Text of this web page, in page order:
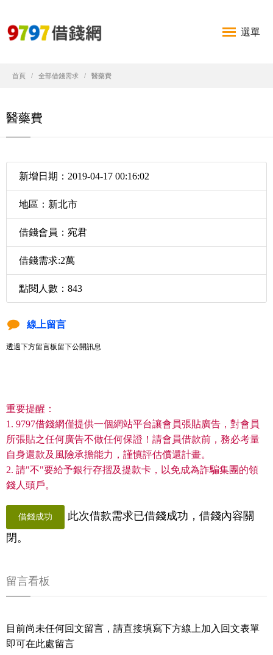
選單
首頁 全部借錢需求 醫藥費
醫藥費
新增日期：2019-04-17 00:16:02
地區：新北市
借錢會員：宛君
借錢需求:2萬
點閱人數：843
線上留言
透過下方留言板留下公開訊息
重要提醒：
1. 9797借錢網僅提供一個網站平台讓會員張貼廣告，對會員
所張貼之任何廣告不做任何保證！請會員借款前，務必考量
自身還款及風險承擔能力，謹慎評估償還計畫。
2. 請"不"要給予銀行存摺及提款卡，以免成為詐騙集團的領
錢人頭戶。
借錢成功
此次借款需求已借錢成功，借錢內容關
閉。
留言看板
目前尚未任何回文留言，請直接填寫下方線上加入回文表單
即可在此處留言